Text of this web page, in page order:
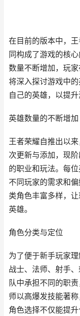
在目前的版本中，
同构成了游戏的核
数量不断增加，玩
将深入探讨游戏中
自己的英雄，以提升
英雄数量的不断增加
王者荣耀自推出以
次更新与添加，现
的职业和玩法。每
不同玩家的需求和
类角色丰富多样，
英雄。
角色分类与定位
为了便于新手玩家
战士、法师、射手
队中承担不同的职
师以高爆发技能著
角色选择不仅能提